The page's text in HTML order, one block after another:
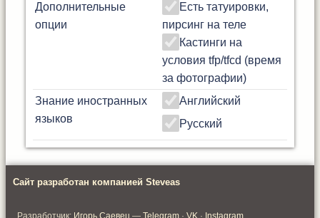
Дополнительные
опции
Есть татуировки,
пирсинг на теле
Кастинги на
условия tfp/tfcd (время
за фотографии)
Знание иностранных
языков
Английский
Русский
Сайт разработан компанией Steveas
Разработчик: Игорь Саевец — Telegram · VK · Instagram